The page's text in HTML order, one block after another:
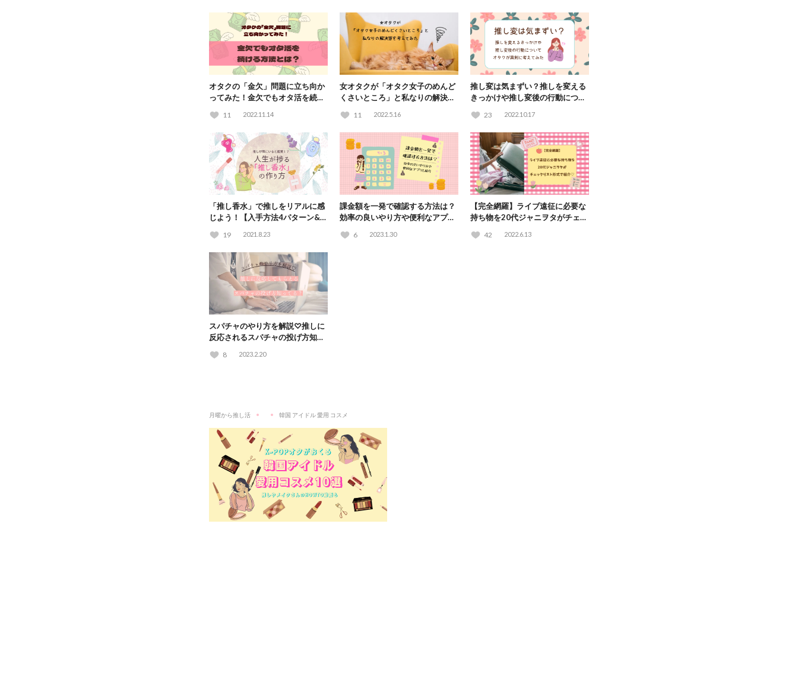
オタクの「金欠」問題に立ち向か
ってみた！金欠でもオタ活を続け
11 2022.11.14
女オタクが「オタク女子のめんど
くさいところ」と私なりの解決策
11 2022.5.16
推し変は気まずい？推しを変える
きっかけや推し変後の行動につい
23 2022.10.17
「推し香水」で推しをリアルに感
じよう！【入手方法4パターン&レ
19 2021.8.23
課金額を一発で確認する方法は？
効率の良いやり方や便利なアプリ
6 2023.1.30
【完全網羅】ライブ遠征に必要な
持ち物を20代ジャニヲタがチェッ
42 2022.6.13
スパチャのやり方を解説♡推しに
反応されるスパチャの投げ方知っ
8 2023.2.20
月曜から推し活 韓国 アイドル 愛用 コスメ